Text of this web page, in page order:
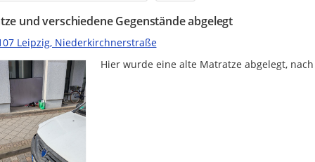
und verschiedene Gegenstände abgelegt
Leipzig, Niederkirchnerstraße
Hier wurde eine alte Matratze abgelegt,